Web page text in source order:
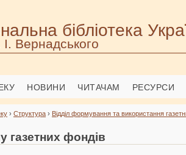
бібліотека
І. Вернадського
НОВИНИ ЧИТАЧАМ РЕСУРСИ
› Структура › Відділ формування та використання
газетних фондів